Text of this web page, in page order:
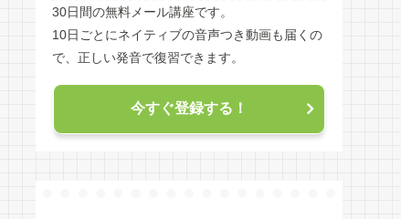
30日間の無料メール講座です。
10日ごとにネイティブの音声つき動画も届くの
で、正しい発音で復習できます。
今すぐ登録する！